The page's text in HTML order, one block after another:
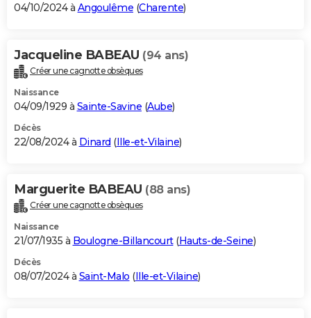
04/10/2024 à Angoulême (Charente)
Jacqueline BABEAU (94 ans)
Créer une cagnotte obsèques
Naissance
04/09/1929 à Sainte-Savine (Aube)
Décès
22/08/2024 à Dinard (Ille-et-Vilaine)
Marguerite BABEAU (88 ans)
Créer une cagnotte obsèques
Naissance
21/07/1935 à Boulogne-Billancourt(Hauts-de-Seine)
Décès
08/07/2024 à Saint-Malo (Ille-et-Vilaine)